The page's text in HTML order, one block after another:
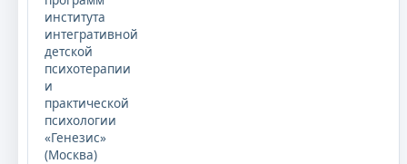
института
интегративной
детской
психотерапии
и
практической
психологии
«Генезис»
(Москва)